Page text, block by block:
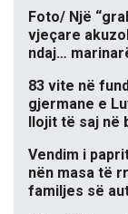
Foto/ Një
vjeçare
ndaj…
83 vite në
gjermane e
llojit të saj në
Vendim i
nën masa të
familjes së